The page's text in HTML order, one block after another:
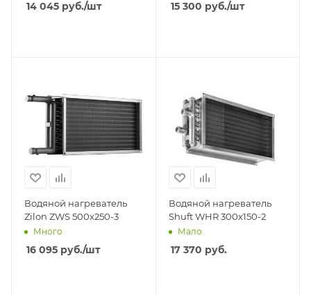
14 045 руб./шт 15 300 руб./шт
Водяной нагреватель
Zilon ZWS 500x250-3
Много
16 095 руб./шт
Водяной нагреватель
Shuft WHR 300x150-2
Мало
17 370 руб.